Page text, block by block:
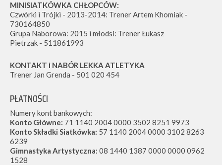
MINISIATKÓWKA CHŁOPCÓW:
Czwórki i Trójki - 2013-2014: Trener Artem Khomiak -
730164850
Grupa Naborowa: 2015 i młodsi: Trener Łukasz
Pietrzak - 511861993
KONTAKT i NABÓR LEKKA ATLETYKA
Trener Jan Grenda - 501 020 454
PŁATNOŚCI
Numery kont bankowych:
Konto Główne: 71 1140 2004 0000 3502 8251 9973
Konto Składki Siatkówka: 57 1140 2004 0000 3102 8263
6239
Gimnastyka Artystyczna: 08 1440 1387 0000 0000 0962
1528